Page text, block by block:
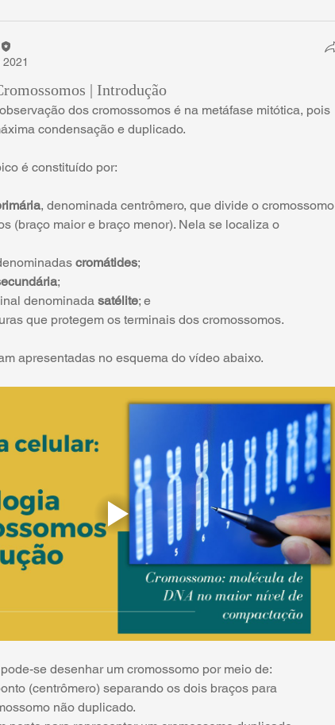
| Introdução
dos cromossomos é na metáfase mitótica, pois
condensação e duplicado.
é constituído por:
, denominada centrômero, que divide o cromossomo
(braço maior e braço menor). Nela se localiza o
cromátides;
;
denominada satélite; e
que protegem os terminais dos cromossomos.
apresentadas no esquema do vídeo abaixo.
se desenhar um cromossomo por meio de:
(centrômero) separando os dois braços para
não duplicado.